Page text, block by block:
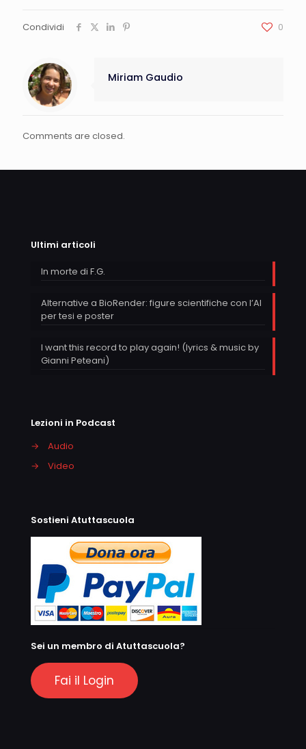
Condividi 0
Miriam Gaudio
Comments are closed.
Ultimi articoli
In morte di F.G.
Alternative a BioRender: figure scientifiche con l’AI
per tesi e poster
I want this record to play again! (lyrics & music by
Gianni Peteani)
Lezioni in Podcast
→
Audio
→
Video
Sostieni Atuttascuola
Sei un membro di Atuttascuola?
Fai il Login